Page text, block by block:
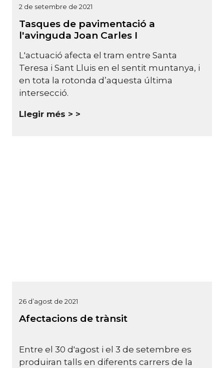
2 de setembre de 2021
Tasques de pavimentació a
l'avinguda Joan Carles I
L'actuació afecta el tram entre Santa
Teresa i Sant Lluis en el sentit muntanya, i
en tota la rotonda d’aquesta última
intersecció.
Llegir més >
26 d’agost de 2021
Afectacions de trànsit
Entre el 30 d'agost i el 3 de setembre es
produiran talls en diferents carrers de la